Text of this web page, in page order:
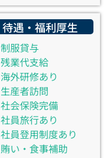
待遇・福利厚生
制服貸与
残業代支給
海外研修あり
生産者訪問
社会保険完備
社員旅行あり
社員登用制度あり
賄い・食事補助